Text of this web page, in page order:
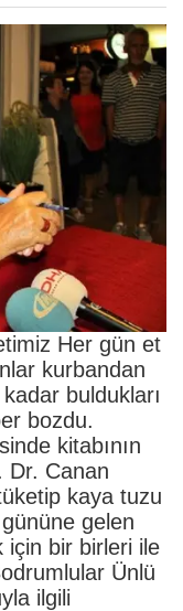
Her gün et
kurbandan
buldukları
bozdu.
kitabının
Dr. Canan
kaya tuzu
gelen
için bir birleri ile
Ünlü
ilgili